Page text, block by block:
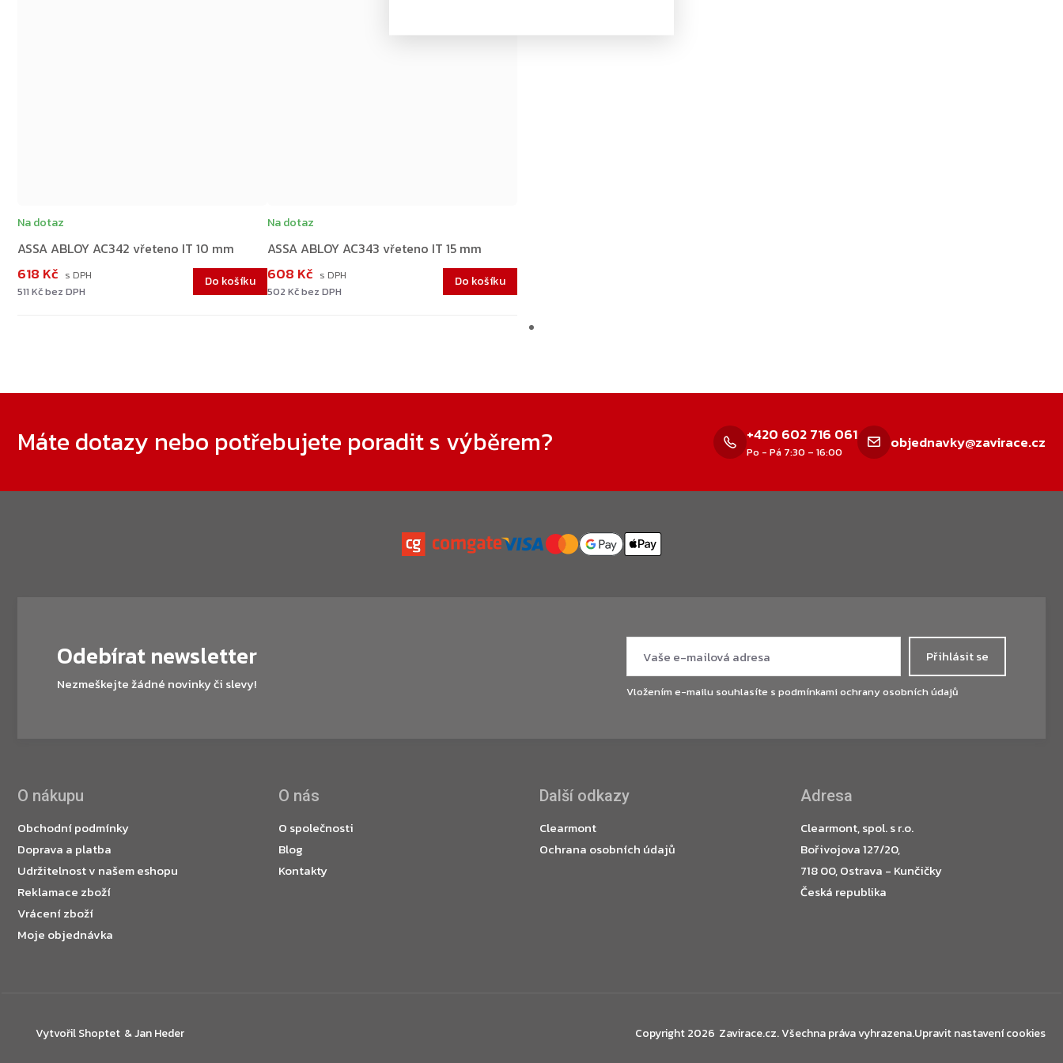
ASSA ABLOY AC342 vřeteno IT 10 mm
Na dotaz
511 Kč bez DPH
618 Kč Do košíku
ASSA ABLOY AC343 vřeteno IT 15 mm
Na dotaz
502 Kč bez DPH
608 Kč Do košíku
Máte dotazy nebo potřebujete poradit s výběrem?
+420 602 716 061
Po - Pá 7:30 – 16:00 objednavky@zavirace.cz
Odebírat newsletter
Nezmeškejte žádné novinky či slevy!
Přihlásit se
Vložením e-mailu souhlasíte s podmínkami ochrany osobních údajů
O nákupu
Obchodní podmínky
Doprava a platba
Udržitelnost v našem eshopu
Reklamace zboží
Vrácení zboží
Moje objednávka
O nás
O společnosti
Blog
Kontakty
Další odkazy
Clearmont
Ochrana osobních údajů
Adresa
Clearmont, spol. s r.o.
Bořivojova 127/20,
718 00, Ostrava - Kunčičky
Česká republika
Vytvořil Shoptet Copyright 2026 Zavirace.cz. Všechna práva vyhrazena.Upravit nastavení cookies